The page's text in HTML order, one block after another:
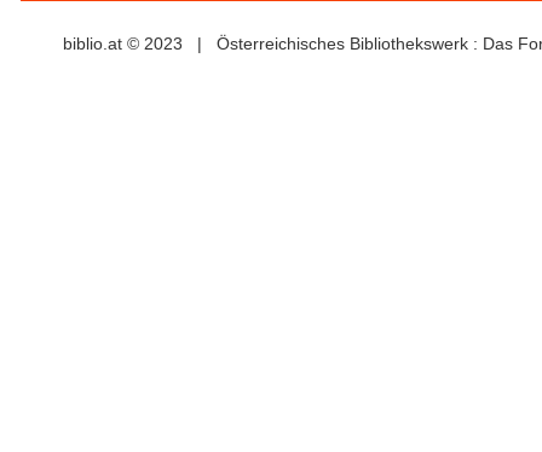
biblio.at © 2023 | Österreichisches Bibliothekswerk : Das